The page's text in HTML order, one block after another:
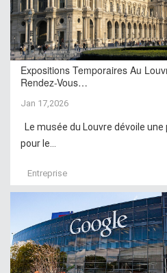
Expositions Temporaires Au
Rendez-Vous…
Jan 17,2026
Le musée du Louvre dévoile
pour le...
Entreprise